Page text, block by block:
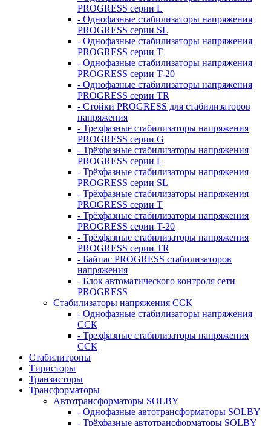
PROGRESS серии L
- Однофазные стабилизаторы напряжения
PROGRESS серии SL
- Однофазные стабилизаторы напряжения
PROGRESS серии T
- Однофазные стабилизаторы напряжения
PROGRESS серии T-20
- Однофазные стабилизаторы напряжения
PROGRESS серии TR
- Стойки PROGRESS для стабилизаторов
напряжения
- Трехфазные стабилизаторы напряжения
PROGRESS серии G
- Трёхфазные стабилизаторы напряжения
PROGRESS серии L
- Трёхфазные стабилизаторы напряжения
PROGRESS серии SL
- Трёхфазные стабилизаторы напряжения
PROGRESS серии T
- Трёхфазные стабилизаторы напряжения
PROGRESS серии T-20
- Трёхфазные стабилизаторы напряжения
PROGRESS серии TR
- Байпас PROGRESS стабилизаторов
напряжения
- Блок автоматического контроля сети
PROGRESS
Стабилизаторы напряжения ССК
- Однофазные стабилизаторы напряжения
ССК
- Трехфазные стабилизаторы напряжения
ССК
Стабилитроны
Тиристоры
Транзисторы
Трансформаторы
Автотрансформаторы SOLBY
- Однофазные автотрансформаторы SOLBY
- Трёхфазные автотрансформаторы SOLBY